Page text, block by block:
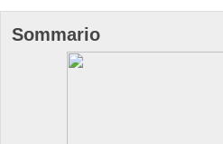
Sommario